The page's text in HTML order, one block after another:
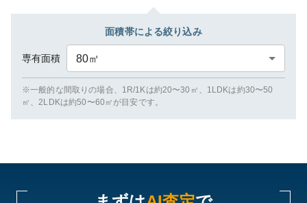
面積帯による絞り込み
専有面積 80㎡
※一般的な間取りの場合、1R/1Kは約20〜30㎡、1LDKは約30〜50
㎡、2LDKは約50〜60㎡が目安です。